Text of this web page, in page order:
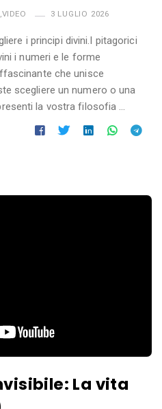
VIDEO 3 LUGLIO 2026
i principi divini.I pitagorici
i numeri e le forme
che unisce
scegliere un numero o una
la vostra filosofia …
La vita